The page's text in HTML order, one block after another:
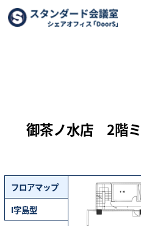
御茶ノ水店 2階
フロアマップ
I字島型